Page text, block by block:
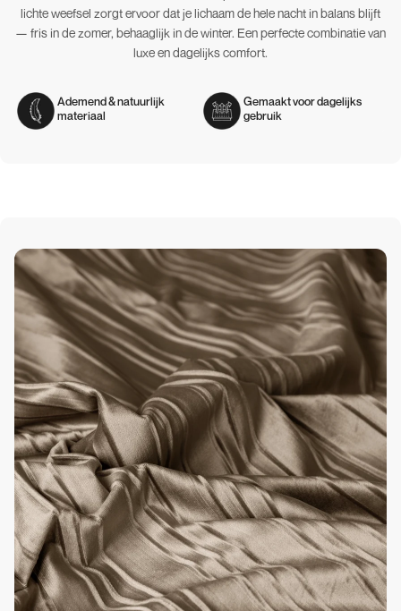
lichte weefsel zorgt ervoor dat je lichaam de hele nacht in balans blijft
— fris in de zomer, behaaglijk in de winter. Een perfecte combinatie van
luxe en dagelijks comfort.
Ademend & natuurlijk
materiaal
Gemaakt voor dagelijks
gebruik